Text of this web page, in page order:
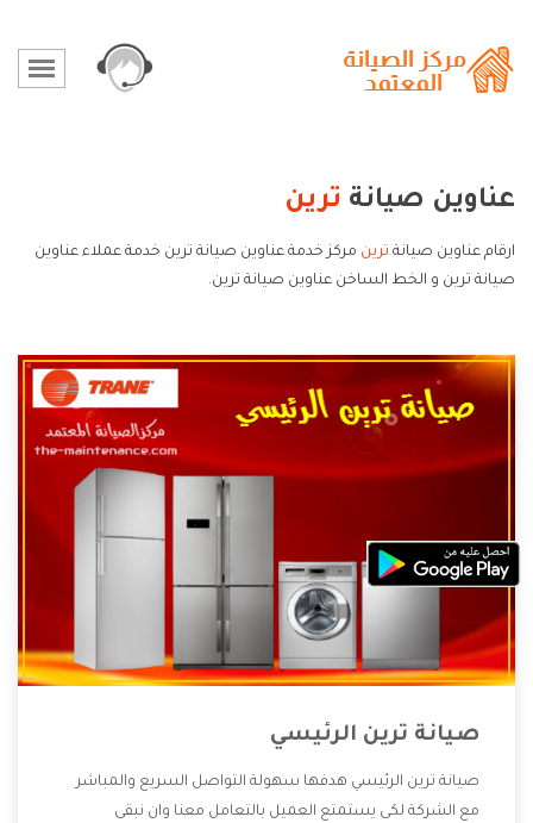
عناوين صيانة ترين
ارقام عناوين صيانة ترين مركز خدمة عناوين صيانة ترين خدمة عملاء عناوين
صيانة ترين و الخط الساخن عناوين صيانة ترين.
صيانة ترين الرئيسي
صيانة ترين الرئيسي هدفها سهولة التواصل السريع والمباشر
مع الشركة لكى يستمتع العميل بالتعامل معنا وان نبقى